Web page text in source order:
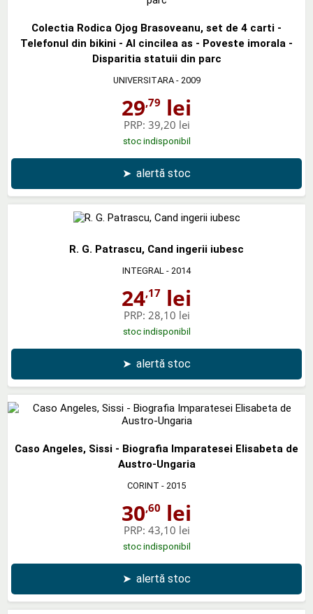
Colectia Rodica Ojog Brasoveanu, set de 4 carti -
Telefonul din bikini - Al cincilea as - Poveste imorala -
Disparitia statuii din parc
UNIVERSITARA- 2009
29,79 lei
PRP: 39,20 lei
stoc indisponibil
➤ alertă stoc
R. G. Patrascu, Cand ingerii iubesc
INTEGRAL - 2014
24,17 lei
PRP: 28,10 lei
stoc indisponibil
➤ alertă stoc
Caso Angeles, Sissi - Biografia Imparatesei Elisabeta de
Austro-Ungaria
CORINT - 2015
30,60 lei
PRP: 43,10 lei
stoc indisponibil
➤ alertă stoc